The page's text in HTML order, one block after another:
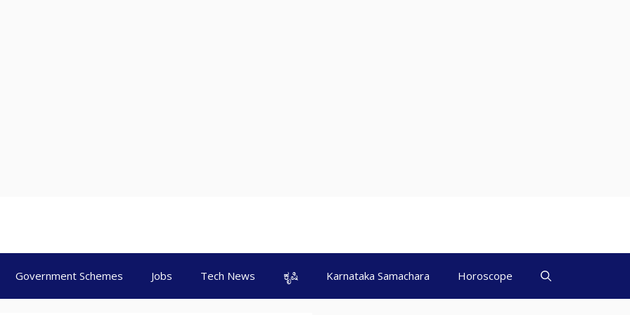
Government Schemes Jobs Tech News ಕೃಷಿ Karnataka Samachara Horoscope